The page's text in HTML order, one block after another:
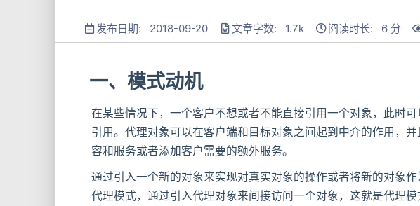
发布日期: 2018-09-20 文章字数: 1.7k 阅读时长: 6 分
一、模式动机
在某些情况下，一个客户不想或者不能直接引用一个对象，此时
引用。代理对象可以在客户端和目标对象之间起到中介的作用，
容和服务或者添加客户需要的额外服务。
通过引入一个新的对象来实现对真实对象的操作或者将新的对象
代理模式，通过引入代理对象来间接访问一个对象，这就是代理模